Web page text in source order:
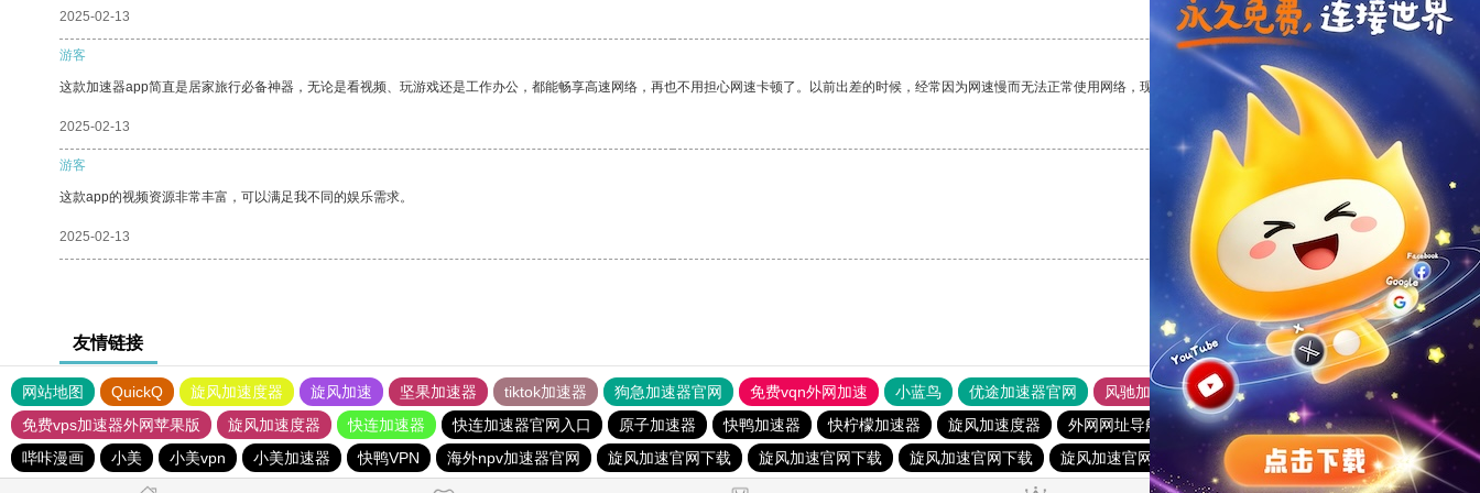
2025-02-13 支持 [0] 反对[0]
游客
这款加速器app简直是居家旅行必备神器，无论是看视频、玩游戏还是工作办公，都能畅享高速网络，再也不用担心网速卡顿了。以前出差的时候，经常因为网速慢而无法正常使用网络，现在有了这个app，我再也不用担心了。
2025-02-13 支持[0] 反对
游客
这款app的视频资源非常丰富，可以满足我不同的娱乐需求。
2025-02-13 支持[0] 反对[0]
友情链接
网站地图 QuickQ 旋风加速度器 旋风加速 坚果加速器 tiktok加速器 狗急加速器官网 免费vqn外网加速 小蓝鸟 优途加速器官网 风驰加速器
旋风加速器
免费vps加速器外网苹果版
旋风加速度器 快连加速器 快连加速器官网入口 原子加速器 快鸭加速器 快柠檬加速器 旋风加速度器 外网网址导航 软件中心 雷霆加速
狂飙加速器
哔咔漫画
小美 小美vpn 小美加速器 快鸭VPN 海外npv加速器官网 旋风加速官网下载 旋风加速官网下载 旋风加速官网下载 旋风加速官网下载